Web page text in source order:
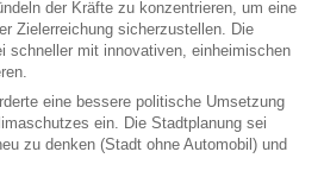
der Kräfte zu konzentrieren, um eine
Zielerreichung sicherzustellen. Die
schneller mit innovativen, einheimischen
eine bessere politische Umsetzung
ein. Die Stadtplanung sei
zu denken (Stadt ohne Automobil) und